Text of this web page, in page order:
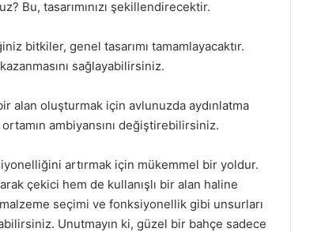
Bu, tasarımınızı şekillendirecektir.
bitkiler, genel tasarımı tamamlayacaktır.
sağlayabilirsiniz.
alan oluşturmak için avlunuzda aydınlatma
ambiyansını değiştirebilirsiniz.
artırmak için mükemmel bir yoldur.
çekici hem de kullanışlı bir alan haline
seçimi ve fonksiyonellik gibi unsurları
Unutmayın ki, güzel bir bahçe sadece